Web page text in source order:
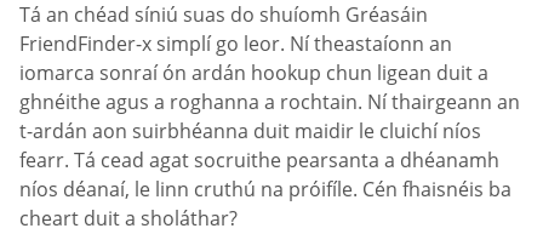
Tá an chéad síniú suas do shuíomh Gréasáin
FriendFinder-x simplí go leor. Ní theastaíonn an
iomarca sonraí ón ardán hookup chun ligean duit a
ghnéithe agus a roghanna a rochtain. Ní thairgeann an
t-ardán aon suirbhéanna duit maidir le cluichí níos
fearr. Tá cead agat socruithe pearsanta a dhéanamh
níos déanaí, le linn cruthú na próifíle. Cén fhaisnéis ba
cheart duit a sholáthar?